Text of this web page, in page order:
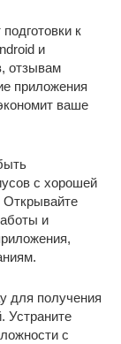
к
и
отзывам
приложения
ваше
с хорошей
Открывайте
и
для получения
Устраните
с